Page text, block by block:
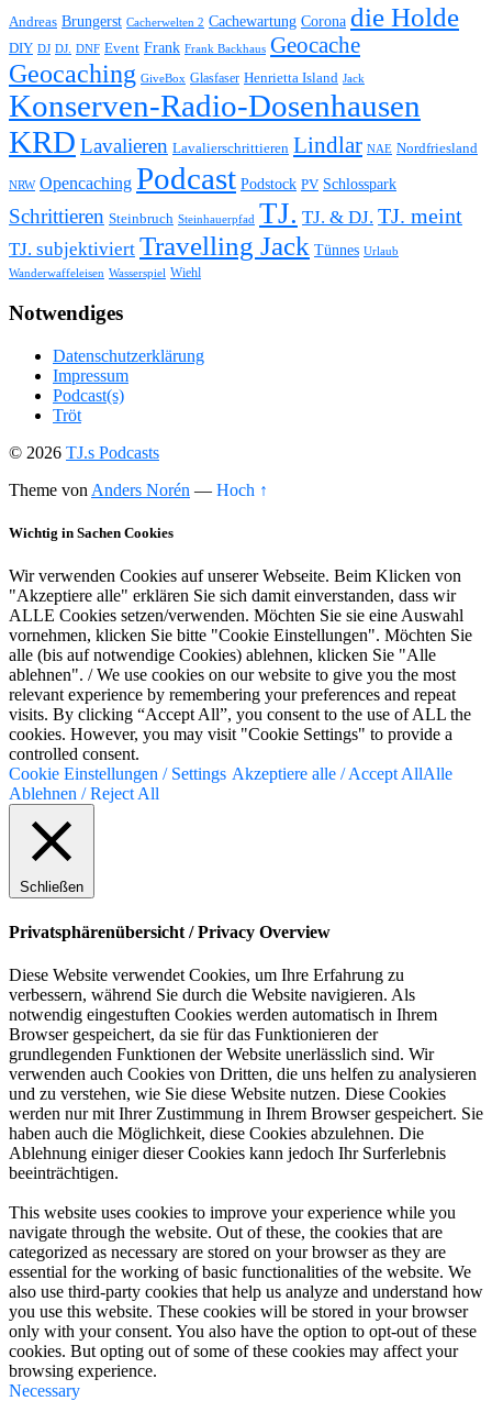
Andreas Brungerst Cacherwelten 2 Cachewartung Corona die Holde
DIY DJ DJ. DNF Event Frank Frank Backhaus Geocache
Geocaching GiveBox Glasfaser Henrietta Island Jack
Konserven-Radio-Dosenhausen
KRD Lavalieren Lavalierschrittieren Lindlar NAE Nordfriesland
NRW Opencaching Podcast Podstock PV Schlosspark
Schrittieren Steinbruch Steinhauerpfad TJ. TJ. & DJ. TJ. meint
TJ. subjektiviert Travelling Jack Tünnes Urlaub
Wanderwaffeleisen Wasserspiel Wiehl
Notwendiges
Datenschutzerklärung
Impressum
Podcast(s)
Tröt
© 2026 TJ.s Podcasts
Theme von Anders Norén — Hoch ↑
Wichtig in Sachen Cookies
Wir verwenden Cookies auf unserer Webseite. Beim Klicken von
"Akzeptiere alle" erklären Sie sich damit einverstanden, dass wir
ALLE Cookies setzen/verwenden. Möchten Sie sie eine Auswahl
vornehmen, klicken Sie bitte "Cookie Einstellungen". Möchten Sie
alle (bis auf notwendige Cookies) ablehnen, klicken Sie "Alle
ablehnen". / We use cookies on our website to give you the most
relevant experience by remembering your preferences and repeat
visits. By clicking “Accept All”, you consent to the use of ALL the
cookies. However, you may visit "Cookie Settings" to provide a
controlled consent.
Cookie Einstellungen / Settings Akzeptiere alle / Accept AllAlle
Ablehnen / Reject All
Schließen
Privatsphärenübersicht / Privacy Overview
Diese Website verwendet Cookies, um Ihre Erfahrung zu
verbessern, während Sie durch die Website navigieren. Als
notwendig eingestuften Cookies werden automatisch in Ihrem
Browser gespeichert, da sie für das Funktionieren der
grundlegenden Funktionen der Website unerlässlich sind. Wir
verwenden auch Cookies von Dritten, die uns helfen zu analysieren
und zu verstehen, wie Sie diese Website nutzen. Diese Cookies
werden nur mit Ihrer Zustimmung in Ihrem Browser gespeichert. Sie
haben auch die Möglichkeit, diese Cookies abzulehnen. Die
Ablehnung einiger dieser Cookies kann jedoch Ihr Surferlebnis
beeinträchtigen.
This website uses cookies to improve your experience while you
navigate through the website. Out of these, the cookies that are
categorized as necessary are stored on your browser as they are
essential for the working of basic functionalities of the website. We
also use third-party cookies that help us analyze and understand how
you use this website. These cookies will be stored in your browser
only with your consent. You also have the option to opt-out of these
cookies. But opting out of some of these cookies may affect your
browsing experience.
Necessary